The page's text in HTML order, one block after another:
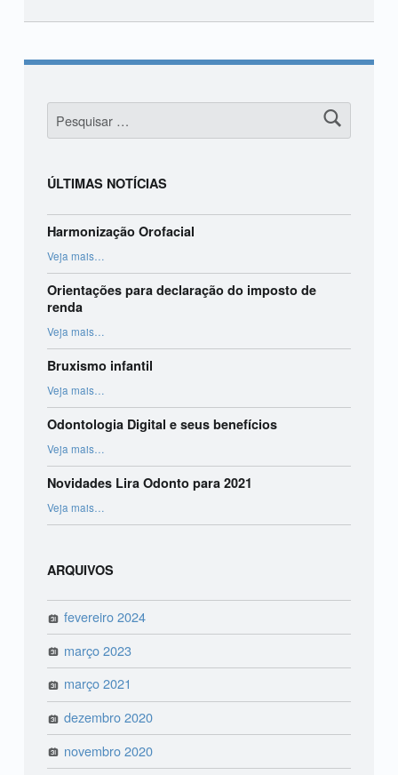
Skip back to main navigation
Pesquisar por:
ÚLTIMAS NOTÍCIAS
Harmonização Orofacial
Veja mais…
Orientações para declaração do imposto de
renda
Veja mais“Orientações para declaração do imposto de renda”
…
Bruxismo infantil
Veja mais…
Odontologia Digital e seus benefícios
Veja mais…
Novidades Lira Odonto para 2021
Veja mais…
ARQUIVOS
fevereiro 2024
março 2023
março 2021
dezembro 2020
novembro 2020